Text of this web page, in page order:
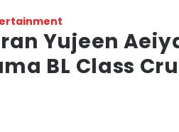
Yujeen
BL Class